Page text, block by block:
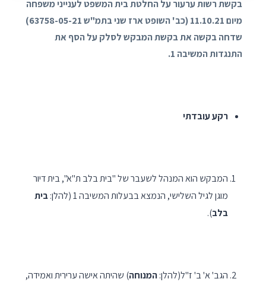
בקשת רשות ערעור על החלטת בית המשפט לענייני משפחה
מיום 11.10.21 (כב' השופט ארז שני בתמ"ש 63758-05-21)
שדחה בקשה את בקשת המבקש לסלק על הסף את
התנגדות המשיבה 1.
רקע עובדתי
המבקש הוא המנהל לשעבר של "בית בלב ת"א", בית דיור
מוגן לגיל השלישי, הנמצא בבעלות המשיבה 1 (להלן:
בית
בלב).
הגב' א' ב' ז"ל(להלן:המנוחה) שהיתה אישה ערירית ואמידה,